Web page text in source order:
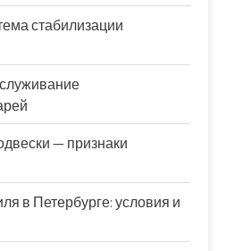
стабилизации
— признаки
в Петербурге: условия и